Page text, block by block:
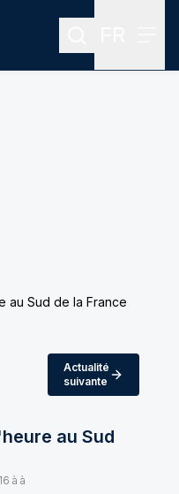
Rechercher
au Sud de la France
Actualité
suivante
au Sud
à à